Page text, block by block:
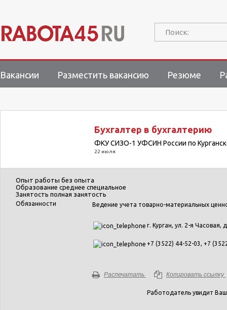
Поиск:
Вакансии Разместить вакансию Резюме
Бухгалтер в бухгалтерию
ФКУ СИЗО-1 УФСИН России по
22 июля
Опыт работы без опыта
Образование среднее специальное
Занятость полная занятость
Обязанности Ведение учета товарно-материальных
г. Курган, ул. 2-я Часовая,
+7 (3522) 44-52-03, +7
Распечатать Копировать ссылку
Работодатель увидит